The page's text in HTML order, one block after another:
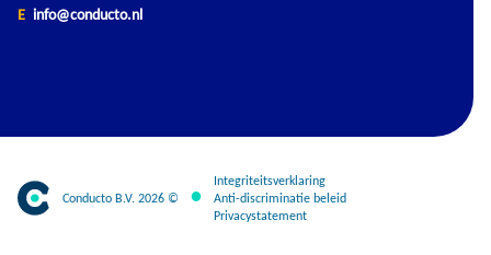
E info@conducto.nl
Conducto B.V. 2026 ©
Integriteitsverklaring
Anti-discriminatie beleid
Privacystatement